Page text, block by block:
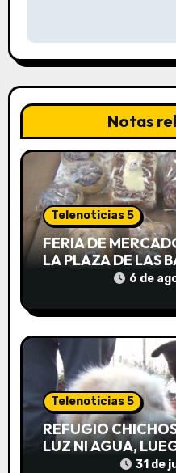
g
a
c
i
n
d
e
n
t
r
a
Notas
Telenoticias 5
FERIA DE
LA PLAZA DE LAS
6 de
Telenoticias 5
REFUGIO
LUZ NI AGUA,
CORTARA EL31 de